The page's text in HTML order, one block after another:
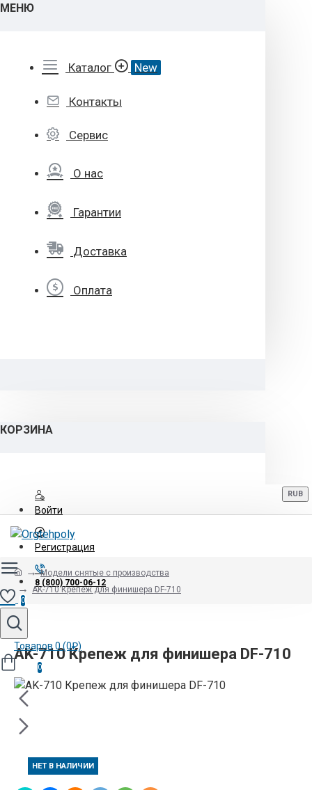
МЕНЮ
Каталог New
Контакты
Сервис
О нас
Гарантии
Доставка
Оплата
КОРЗИНА
Войти
Регистрация
8 (800) 700-06-12
RUB
0
Товаров 0 (0₽)
0
Модели снятые с производства
AK-710 Крепеж для финишера DF-710
AK-710 Крепеж для финишера DF-710
НЕТ В НАЛИЧИИ